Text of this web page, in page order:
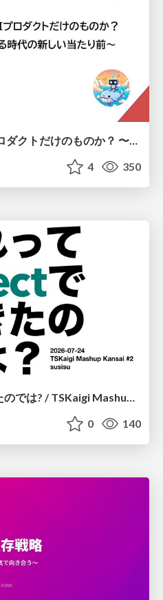
AI Engineeringは、AIプロダクトだけのものか？ 〜AIがソフトウェアを作る時代の新しい当たり前〜 / No AI in your product. AI Engineering in your development.
4 350
0 140